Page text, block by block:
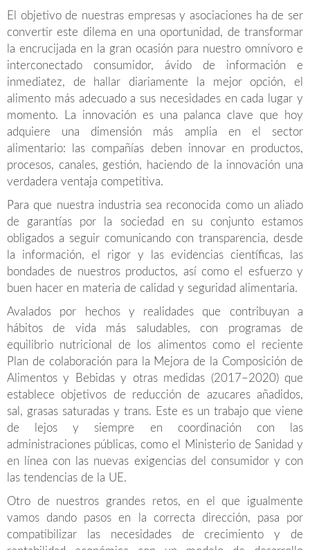
El objetivo de nuestras empresas y asociaciones ha de ser
convertir este dilema en una oportunidad, de transformar
la encrucijada en la gran ocasión para nuestro omnívoro e
interconectado consumidor, ávido de información e
inmediatez, de hallar diariamente la mejor opción, el
alimento más adecuado a sus necesidades en cada lugar y
momento. La innovación es una palanca clave que hoy
adquiere una dimensión más amplia en el sector
alimentario: las compañías deben innovar en productos,
procesos, canales, gestión, haciendo de la innovación una
verdadera ventaja competitiva.
Para que nuestra industria sea reconocida como un aliado
de garantías por la sociedad en su conjunto estamos
obligados a seguir comunicando con transparencia, desde
la información, el rigor y las evidencias científicas, las
bondades de nuestros productos, así como el esfuerzo y
buen hacer en materia de calidad y seguridad alimentaria.
Avalados por hechos y realidades que contribuyan a
hábitos de vida más saludables, con programas de
equilibrio nutricional de los alimentos como el reciente
Plan de colaboración para la Mejora de la Composición de
Alimentos y Bebidas y otras medidas (2017–2020) que
establece objetivos de reducción de azucares añadidos,
sal, grasas saturadas y trans. Este es un trabajo que viene
de lejos y siempre en coordinación con las
administraciones públicas, como el Ministerio de Sanidad y
en línea con las nuevas exigencias del consumidor y con
las tendencias de la UE.
Otro de nuestros grandes retos, en el que igualmente
vamos dando pasos en la correcta dirección, pasa por
compatibilizar las necesidades de crecimiento y de